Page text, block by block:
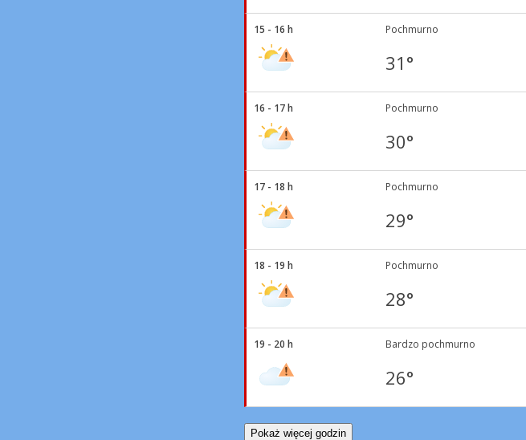
15 - 16 h Pochmurno
31°
16 - 17 h Pochmurno
30°
17 - 18 h Pochmurno
29°
18 - 19 h Pochmurno
28°
19 - 20 h Bardzo pochmurno
26°
Pokaż więcej godzin